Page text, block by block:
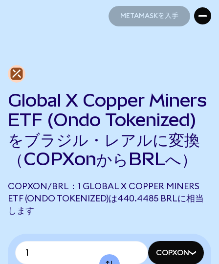
METAMASKを入手
Global X Copper Miners
ETF (Ondo Tokenized)
をブラジル・レアルに変換
（COPXonからBRLへ）
COPXON/BRL：1 GLOBAL X COPPER MINERS
ETF (ONDO TOKENIZED)は440.4485 BRLに相当
します
COPXON